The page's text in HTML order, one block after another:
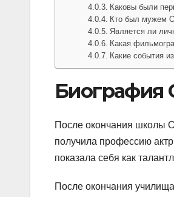
Каковы были
Кто был мужем
Является ли
Какая
Какие события
Биография
После окончания школы
получила профессию
показала себя как
После окончания